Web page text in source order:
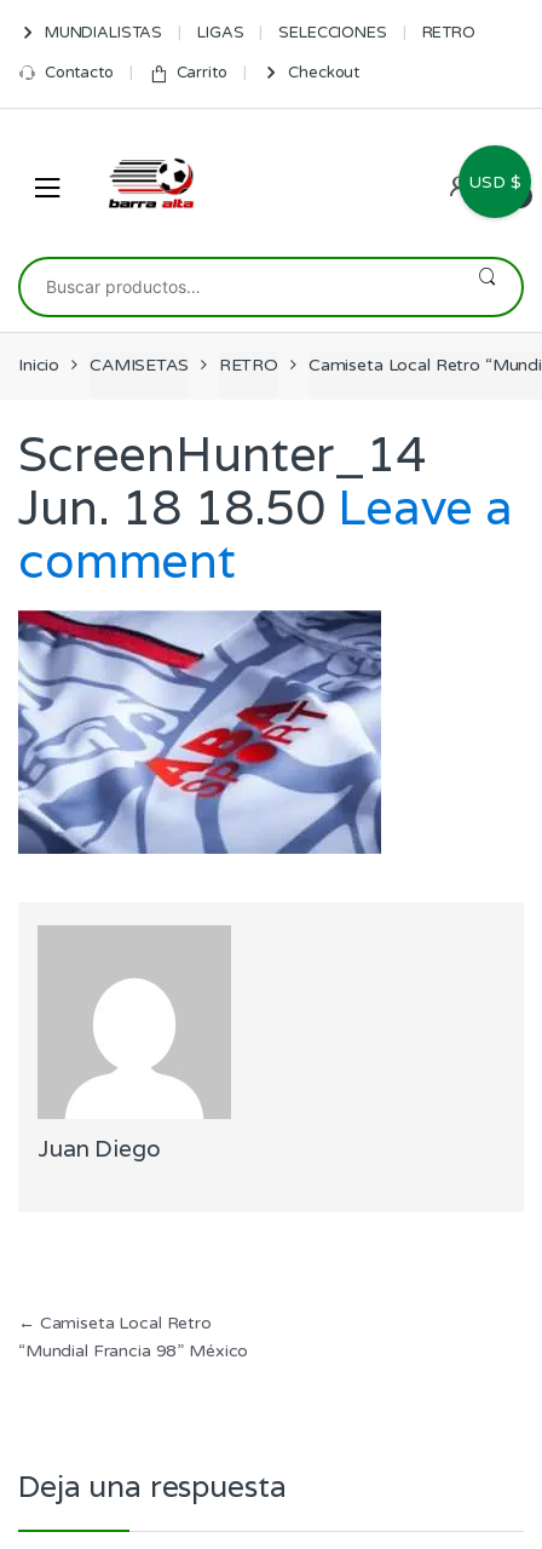
navigation
content
MUNDIALISTAS LIGAS SELECCIONES RETRO
Contacto Carrito Checkout
0
Buscar
por:
Inicio CAMISETAS RETRO Camiseta Local Retro
ScreenHunter_14
Jun. 18 18.50 Leave a
comment
Juan Diego
Navegación
de
← Camiseta Local Retro
“Mundial Francia 98” México
Deja una respuesta
USD $